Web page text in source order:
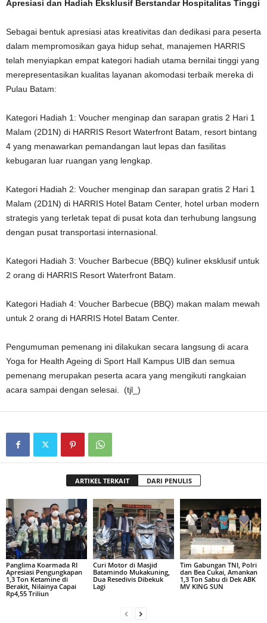
Apresiasi dan Hadiah Eksklusif Berstandar Hospitalitas Tinggi
Sebagai bentuk apresiasi atas kreativitas dan dedikasi para peserta
dalam mempromosikan gaya hidup sehat, manajemen HARRIS
telah menyiapkan empat kategori hadiah utama bernilai tinggi yang
merepresentasikan kualitas layanan akomodasi terbaik mereka di
Pulau Batam:
Kategori Hadiah 1: Voucher menginap dan sarapan gratis 2 Hari 1
Malam (2D1N) di HARRIS Resort Waterfront Batam, resort bintang
4 yang menawarkan pemandangan laut lepas dan fasilitas
kebugaran luar ruangan yang lengkap.
Kategori Hadiah 2: Voucher menginap dan sarapan gratis 2 Hari 1
Malam (2D1N) di HARRIS Hotel Batam Center, hotel urban modern
strategis yang terletak tepat di pusat kota dan terhubung langsung
dengan pusat transportasi internasional.
Kategori Hadiah 3: Voucher Barbecue (BBQ) kuliner eksklusif untuk
2 orang di HARRIS Resort Waterfront Batam.
Kategori Hadiah 4: Voucher Barbecue (BBQ) makan malam mewah
untuk 2 orang di HARRIS Hotel Batam Center.
Pengumuman pemenang ini dilakukan secara langsung di acara
Yoga for Health Ageing di Sport Hall Kampus UIB dan semua
pemenang merupakan peserta acara yang mengikuti rangkaian
acara sampai dengan selesai. (tjl_)
ARTIKEL TERKAIT DARI PENULIS
Panglima Koarmada RI
Apresiasi Pengungkapan
1,3 Ton Ketamine di
Berakit, Nilainya Capai
Rp4,55 Triliun
Curi Motor di Masjid
Batamindo Mukakuning,
Dua Resedivis Dibekuk
Lagi
Tim Gabungan TNI, Polri
dan Bea Cukai, Amankan
1,3 Ton Sabu di Dek ABK
MV KING SUN